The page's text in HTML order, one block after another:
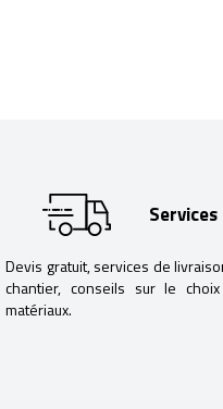
Services
Devis gratuit, services de
chantier, conseils sur le
matériaux.